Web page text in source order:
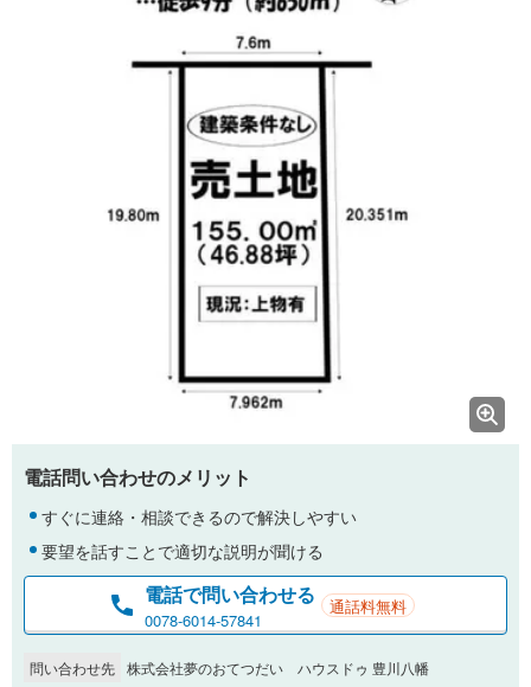
電話問い合わせのメリット
すぐに連絡・相談できるので解決しやすい
要望を話すことで適切な説明が聞ける
電話で問い合わせる
0078-6014-57841
通話料無料
問い合わせ先 株式会社夢のおてつだい ハウスドゥ 豊川八幡